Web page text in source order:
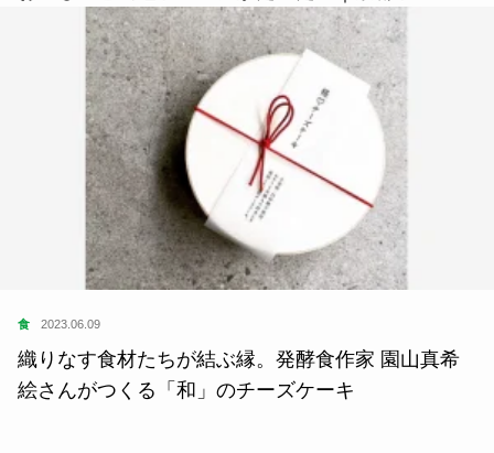
食 2023.06.09
織りなす食材たちが結ぶ縁。発酵食作家 園山真希
絵さんがつくる「和」のチーズケーキ